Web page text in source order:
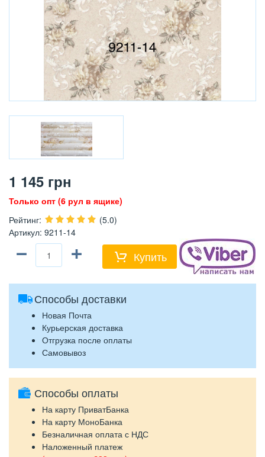
1 145 грн
Только опт (6 рул в ящике)
Рейтинг:
(5.0)
Артикул: 9211-14
− + Купить
Способы доставки
Новая Почта
Курьерская доставка
Отгрузка после оплаты
Самовывоз
Способы оплаты
На карту ПриватБанка
На карту МоноБанка
Безналичная оплата с НДС
Наложенный платеж